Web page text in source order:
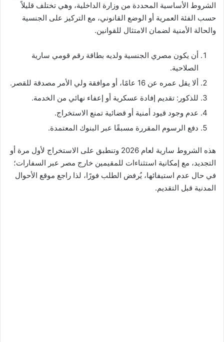
الشروط الأساسية المحددة من وزارة الداخلية، وهي تختلف قليلاً
حسب الفئة العمرية أو الوضع القانوني، مع التركيز على الجنسية
والحالة الأمنية لضمان الامتثال للقوانين.
أن يكون مصري الجنسية ولديه بطاقة رقم قومي سارية
الصلاحية.
ألا يقل عمره عن 16 عامًا، أو موافقة ولي الأمر مصدقة للقصر.
للذكور: تقديم إفادة عسكرية أو إعفاء نهائي من الخدمة.
عدم وجود قيود أمنية أو قضائية تمنع الاستخراج.
دفع الرسوم المقررة مسبقًا عبر البنوك المعتمدة.
هذه الشروط سارية لعام 2026 وتنطبق على الاستخراج لأول مرة أو
التجديد، مع إمكانية استثناءات للمقيمين خارج مصر عبر السفارات؛
في حال عدم استيفائها، يُرفض الطلب فورًا، لذا راجع موقع الأحوال
المدنية قبل التقديم.